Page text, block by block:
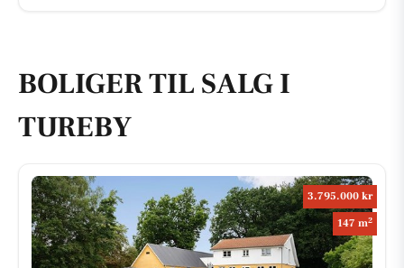
BOLIGER TIL SALG I
TUREBY
3.795.000 kr
147 m2